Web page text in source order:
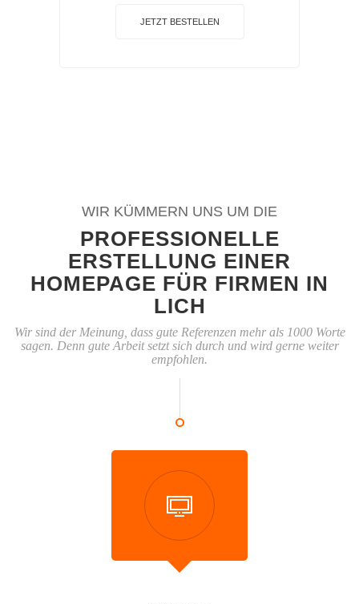
JETZT BESTELLEN
WIR KÜMMERN UNS UM DIE
PROFESSIONELLE
ERSTELLUNG EINER
HOMEPAGE FÜR FIRMEN IN
LICH
Wir sind der Meinung, dass gute Referenzen mehr als 1000 Worte
sagen. Denn gute Arbeit setzt sich durch und wird gerne weiter
empfohlen.